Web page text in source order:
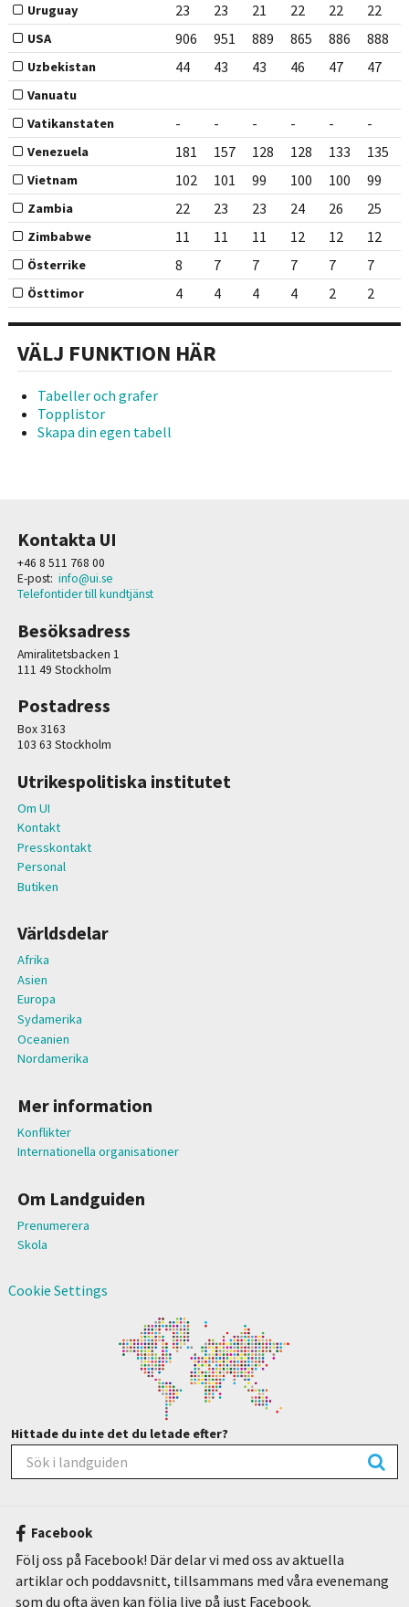
Uruguay 23 23 21 22 22 22
USA 906 951 889 865 886 888
Uzbekistan 44 43 43 46 47 47
Vanuatu
Vatikanstaten
- - - - - -
Venezuela 181 157 128 128 133 135
Vietnam 102 101 99 100 100 99
Zambia 22 23 23 24 26 25
Zimbabwe 11 11 11 12 12 12
Österrike 8 7 7 7 7 7
Östtimor 4 4 4 4 2 2
VÄLJ FUNKTION HÄR
Tabeller och grafer
Topplistor
Skapa din egen tabell
Kontakta UI
+46 8 511 768 00
E-post: info@ui.se
Telefontider till kundtjänst
Besöksadress
Amiralitetsbacken 1
111 49 Stockholm
Postadress
Box 3163
103 63 Stockholm
Utrikespolitiska institutet
Om UI
Kontakt
Presskontakt
Personal
Butiken
Världsdelar
Afrika
Asien
Europa
Sydamerika
Oceanien
Nordamerika
Mer information
Konflikter
Internationella organisationer
Om Landguiden
Prenumerera
Skola
Cookie Settings
Hittade du inte det du letade efter?
Facebook
Följ oss på Facebook! Där delar vi med oss av aktuella
artiklar och poddavsnitt, tillsammans med våra evenemang
som du ofta även kan följa live på just Facebook.